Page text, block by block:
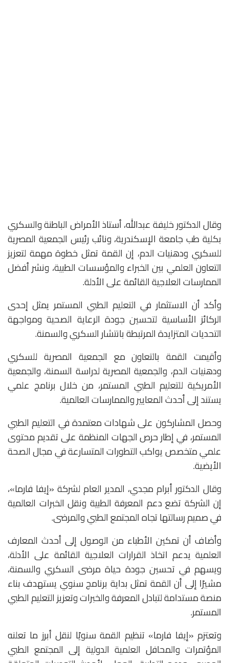
وقال الدكتور خليفة عبدالله، أستاذ الأمراض الباطنة والسكري
بكلية طب جامعة الإسكندرية، ونائب رئيس الجمعية المصرية
للسكري ودهنيات الدم، إن القمة تمثل خطوة مهمة لتعزيز
التعاون العلمي بين الخبراء والمؤسسات الطبية، ونشر أفضل
الممارسات العلاجية القائمة على الأدلة.
وأكد أن الاستثمار في التعليم الطبي المستمر يمثل إحدى
الركائز الأساسية لتحسين جودة الرعاية الصحية ومواجهة
التحديات المتزايدة المرتبطة بانتشار السكري والسمنة.
وأقيمت القمة بالتعاون مع الجمعية المصرية للسكري
ودهنيات الدم، والجمعية المصرية لدراسة السمنة، والجمعية
الأمريكية للتعليم الطبي المستمر، من خلال برنامج علمي
يستند إلى أحدث المعايير والممارسات العالمية.
وحصل المشاركون على شهادات معتمدة في التعليم الطبي
المستمر، في إطار حرص الجهات المنظمة على تقديم محتوى
علمي متخصص يواكب التطورات المتسارعة في مجال الصحة
الأيضية.
وقال الدكتور أبرام مجدي، المدير العام لشركة «إيفا فارما»،
إن الشركة تضع دعم المعرفة الطبية ونقل الخبرات العالمية
في صميم رسالتها تجاه المجتمع الطبي والمرضى.
وأضاف أن تمكين الأطباء من الوصول إلى أحدث المعارف
العلمية يدعم اتخاذ القرارات العلاجية القائمة على الأدلة،
ويسهم في تحسين جودة حياة مرضى السكري والسمنة،
مشيرًا إلى أن القمة تمثل بداية برنامج سنوي يستهدف بناء
منصة مستدامة لتبادل المعرفة والخبرات وتعزيز التعليم الطبي
المستمر.
وتعتزم «إيفا فارما» تنظيم القمة سنويًا لنقل أبرز ما تعلنه
المؤتمرات والمحافل العلمية الدولية إلى المجتمع الطبي